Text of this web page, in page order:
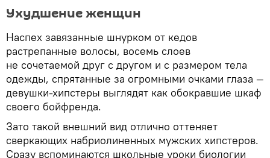
Ухудшение женщин
Наспех завязанные шнурком от кедов
растрепанные волосы, восемь слоев
не сочетаемой друг с другом и с размером тела
одежды, спрятанные за огромными очками глаза —
девушки-хипстеры выглядят как обокравшие шкаф
своего бойфренда.
Зато такой внешний вид отлично оттеняет
сверкающих набриолиненных мужских хипстеров.
Сразу вспоминаются школьные уроки биологии